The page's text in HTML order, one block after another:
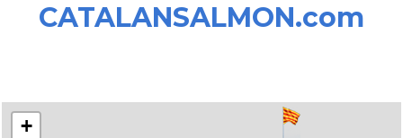
CATALANSALMON.com
+